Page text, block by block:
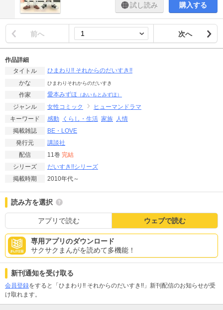
試し読み 購入する
前へ 次へ
作品詳細
タイトル
ひまわり!! それからのだいすき!!
かな
ひまわりそれからのだいすき
作家 愛本みずほ （あいもとみずほ）
ジャンル 女性コミック
ヒューマンドラマ
キーワード
感動 くらし・生活 家族
人情
掲載雑誌
BE・LOVE
発行元
講談社
配信
11巻 完結
シリーズ
だいすき!!シリーズ
掲載時期
2010年代～
読み方を選択
アプリで読む ウェブで読む
専用アプリのダウンロード
サクサクまんがを読めて多機能！
新刊通知を受け取る
会員登録をすると「ひまわり!! それからのだいすき!!」新刊配信のお知らせが受
け取れます。